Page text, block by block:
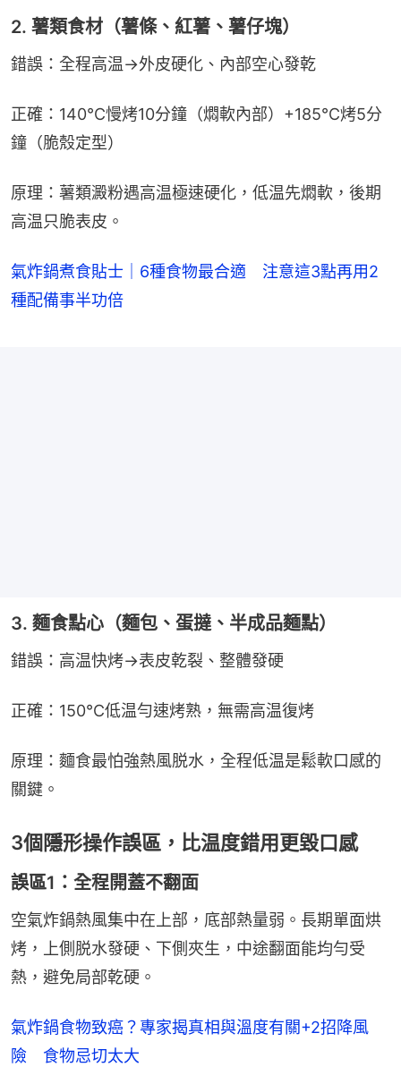
2. 薯類食材（薯條、紅薯、薯仔塊）
錯誤：全程高温→外皮硬化、內部空心發乾
正確：140℃慢烤10分鐘（燜軟內部）+185℃烤5分
鐘（脆殼定型）
原理：薯類澱粉遇高温極速硬化，低温先燜軟，後期
高温只脆表皮。
氣炸鍋煮食貼士｜6種食物最合適 注意這3點再用2
種配備事半功倍
3. 麵食點心（麵包、蛋撻、半成品麵點）
錯誤：高温快烤→表皮乾裂、整體發硬
正確：150℃低温勻速烤熟，無需高温復烤
原理：麵食最怕強熱風脱水，全程低温是鬆軟口感的
關鍵。
3個隱形操作誤區，比温度錯用更毀口感
誤區1：全程開蓋不翻面
空氣炸鍋熱風集中在上部，底部熱量弱。長期單面烘
烤，上側脱水發硬、下側夾生，中途翻面能均勻受
熱，避免局部乾硬。
氣炸鍋食物致癌？專家揭真相與溫度有關+2招降風
險 食物忌切太大